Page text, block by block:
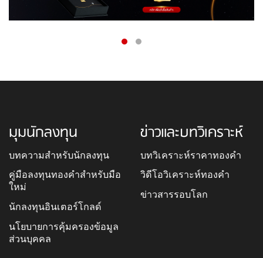
มุมนักลงทุน
บทความสำหรับนักลงทุน
คู่มือลงทุนทองคำสำหรับมือ
ใหม่
นักลงทุนอินเตอร์โกลด์
นโยบายการคุ้มครองข้อมูล
ส่วนบุคคล
ข่าวและบทวิเคราะห์
บทวิเคราะห์ราคาทองคำ
วิดีโอวิเคราะห์ทองคำ
ข่าวสารรอบโลก